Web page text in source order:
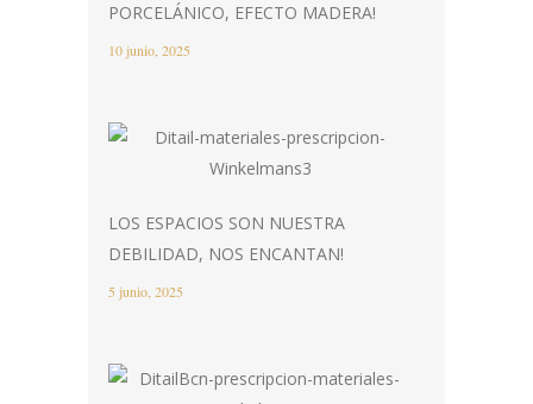
PORCELÁNICO, EFECTO MADERA!
10 junio, 2025
LOS ESPACIOS SON NUESTRA
DEBILIDAD, NOS ENCANTAN!
5 junio, 2025